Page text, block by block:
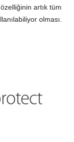
özelliğinin artık tüm
olması.